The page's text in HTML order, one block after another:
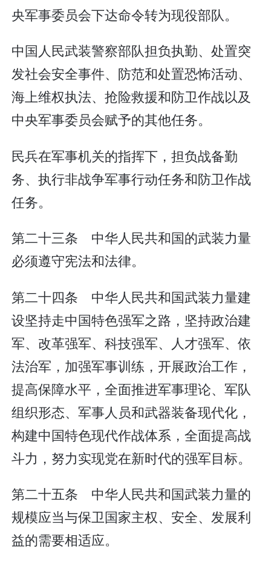
央军事委员会下达命令转为现役部队。
中国人民武装警察部队担负执勤、处置突
发社会安全事件、防范和处置恐怖活动、
海上维权执法、抢险救援和防卫作战以及
中央军事委员会赋予的其他任务。
民兵在军事机关的指挥下，担负战备勤
务、执行非战争军事行动任务和防卫作战
任务。
第二十三条 中华人民共和国的武装力量
必须遵守宪法和法律。
第二十四条 中华人民共和国武装力量建
设坚持走中国特色强军之路，坚持政治建
军、改革强军、科技强军、人才强军、依
法治军，加强军事训练，开展政治工作，
提高保障水平，全面推进军事理论、军队
组织形态、军事人员和武器装备现代化，
构建中国特色现代作战体系，全面提高战
斗力，努力实现党在新时代的强军目标。
第二十五条 中华人民共和国武装力量的
规模应当与保卫国家主权、安全、发展利
益的需要相适应。